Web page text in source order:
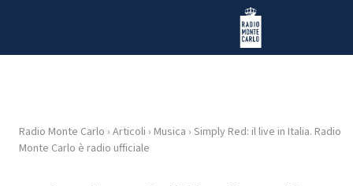
Radio Monte Carlo
HOME
Radio Monte Carlo › Articoli › Musica › Simply Red: il live in Italia. Radio
Monte Carlo è radio ufficiale